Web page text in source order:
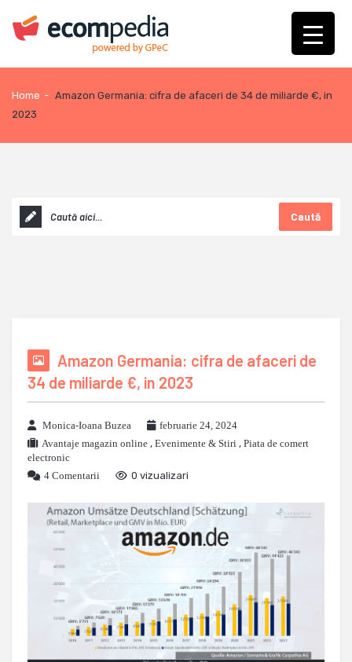
Home - Amazon Germania: cifra de afaceri de 34 de miliarde €, in
2023
Caută
Amazon Germania: cifra de afaceri de
34 de miliarde €, in 2023
Monica-Ioana Buzea
februarie 24, 2024
Avantaje magazin online , Evenimente & Stiri , Piata de comert
electronic
4 Comentarii
0 vizualizari